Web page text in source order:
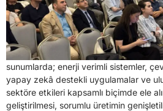
sunumlarda; enerji verimli sistemler,
yapay zekâ destekli uygulamalar ve
sektöre etkileri kapsamlı biçimde ele
geliştirilmesi, sorumlu üretimin